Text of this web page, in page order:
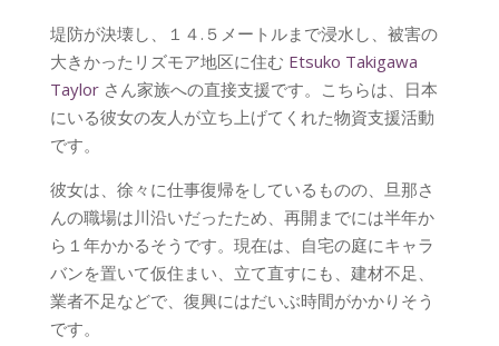
堤防が決壊し、１４.５メートルまで浸水し、被害の
大きかったリズモア地区に住む Etsuko Takigawa
Taylorさん家族への直接支援です。こちらは、日本
にいる彼女の友人が立ち上げてくれた物資支援活動
です。
彼女は、徐々に仕事復帰をしているものの、旦那さ
んの職場は川沿いだったため、再開までには半年か
ら１年かかるそうです。現在は、自宅の庭にキャラ
バンを置いて仮住まい、立て直すにも、建材不足、
業者不足などで、復興にはだいぶ時間がかかりそう
です。